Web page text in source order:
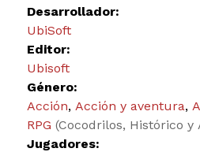
Desarrollador:
UbiSoft
Editor:
Ubisoft
Género:
Acción, Acción y aventura,
RPG (Cocodrilos, Histórico y
Jugadores: